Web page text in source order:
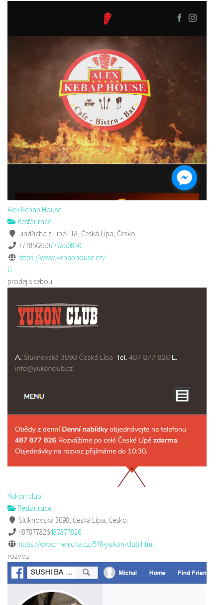
Alex Kebab House
Restaurace
Jindřicha z Lipé 118, Česká Lípa, Česko
777850850777850850
https://www.kebaphouse.cz/
prodej s sebou
Yukon club
Restaurace
Šluknovská 3098, Česká Lípa, Česko
487877826487877826
https://www.menicka.cz/540-yukon-club.html
rozvoz